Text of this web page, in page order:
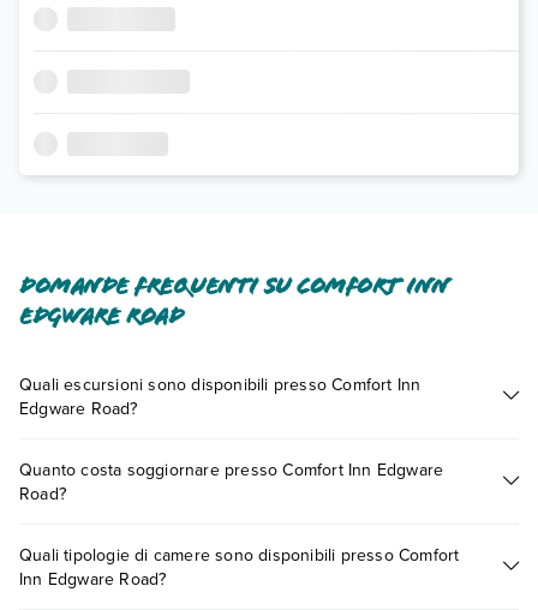
Domande frequenti su Comfort Inn
Edgware Road
Quali escursioni sono disponibili presso Comfort Inn
Edgware Road?
presso Comfort Inn Edgware Road. Scoprile tutte nella
sezione dedicata
Quanto costa soggiornare presso Comfort Inn Edgware
Road?
a vari fattori (per es. date, condizioni dell'hotel, ecc). Per
consultare i prezzi, compila il motore di ricerca e scegli
Quali tipologie di camere sono disponibili presso Comfort
Inn Edgware Road?